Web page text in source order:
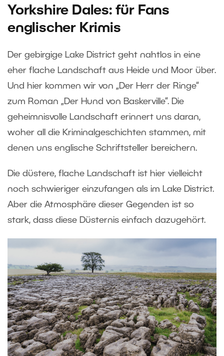
Yorkshire Dales: für Fans
englischer Krimis
Der gebirgige Lake District geht nahtlos in eine
eher flache Landschaft aus Heide und Moor über.
Und hier kommen wir von „Der Herr der Ringe“
zum Roman „Der Hund von Baskerville“. Die
geheimnisvolle Landschaft erinnert uns daran,
woher all die Kriminalgeschichten stammen, mit
denen uns englische Schriftsteller bereichern.
Die düstere, flache Landschaft ist hier vielleicht
noch schwieriger einzufangen als im Lake District.
Aber die Atmosphäre dieser Gegenden ist so
stark, dass diese Düsternis einfach dazugehört.